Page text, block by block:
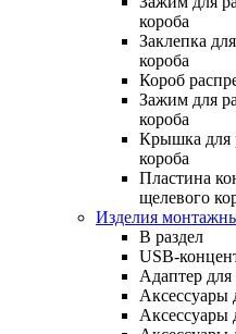
короба
Заклепка
короба
Короб
Зажим для
короба
Крышка для
короба
Пластина
щелевого
Изделия
В раздел
USB-
Адаптер для
Аксессуары